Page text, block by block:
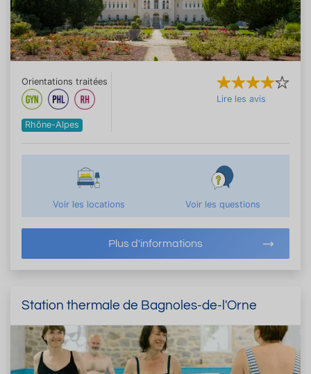
Orientations traitées
Rhône-Alpes
Lire les avis
Voir les locations Voir les questions
Plus d'informations
Station thermale de Bagnoles-de-l'Orne